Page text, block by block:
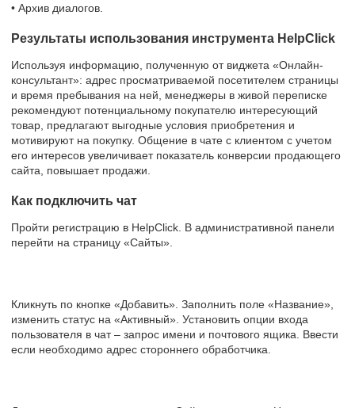
• Архив диалогов.
Результаты использования инструмента HelpClick
Используя информацию, полученную от виджета «Онлайн-
консультант»: адрес просматриваемой посетителем страницы
и время пребывания на ней, менеджеры в живой переписке
рекомендуют потенциальному покупателю интересующий
товар, предлагают выгодные условия приобретения и
мотивируют на покупку. Общение в чате с клиентом с учетом
его интересов увеличивает показатель конверсии продающего
сайта, повышает продажи.
Как подключить чат
Пройти регистрацию в HelpClick. В административной панели
перейти на страницу «Сайты».
Кликнуть по кнопке «Добавить». Заполнить поле «Название»,
изменить статус на «Активный». Установить опции входа
пользователя в чат – запрос имени и почтового ящика. Ввести
если необходимо адрес стороннего обработчика.